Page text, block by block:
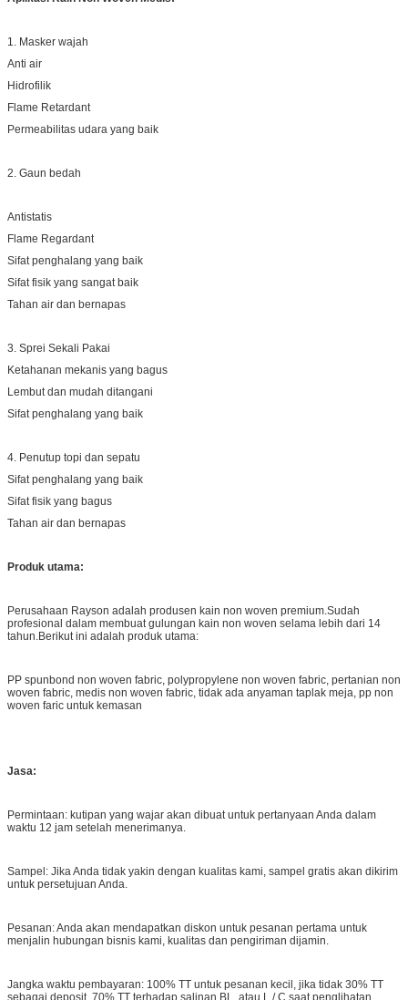
1. Masker wajah
Anti air
Hidrofilik
Flame Retardant
Permeabilitas udara yang baik
2. Gaun bedah
Antistatis
Flame Regardant
Sifat penghalang yang baik
Sifat fisik yang sangat baik
Tahan air dan bernapas
3. Sprei Sekali Pakai
Ketahanan mekanis yang bagus
Lembut dan mudah ditangani
Sifat penghalang yang baik
4. Penutup topi dan sepatu
Sifat penghalang yang baik
Sifat fisik yang bagus
Tahan air dan bernapas
Produk utama:
Perusahaan Rayson adalah produsen kain non woven premium.Sudah
profesional dalam membuat gulungan kain non woven selama lebih dari 14
tahun.Berikut ini adalah produk utama:
PP spunbond non woven fabric, polypropylene non woven fabric, pertanian non
woven fabric, medis non woven fabric, tidak ada anyaman taplak meja, pp non
woven faric untuk kemasan
Jasa:
Permintaan: kutipan yang wajar akan dibuat untuk pertanyaan Anda dalam
waktu 12 jam setelah menerimanya.
Sampel: Jika Anda tidak yakin dengan kualitas kami, sampel gratis akan dikirim
untuk persetujuan Anda.
Pesanan: Anda akan mendapatkan diskon untuk pesanan pertama untuk
menjalin hubungan bisnis kami, kualitas dan pengiriman dijamin.
Jangka waktu pembayaran: 100% TT untuk pesanan kecil, jika tidak 30% TT
sebagai deposit, 70% TT terhadap salinan BL, atau L / C saat penglihatan.